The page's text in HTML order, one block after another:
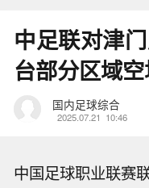
中足联对津
台部分区域
国内足球综合
2025.07.21 10:46
中国足球职业联赛